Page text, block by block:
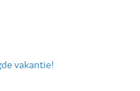
vakantie!